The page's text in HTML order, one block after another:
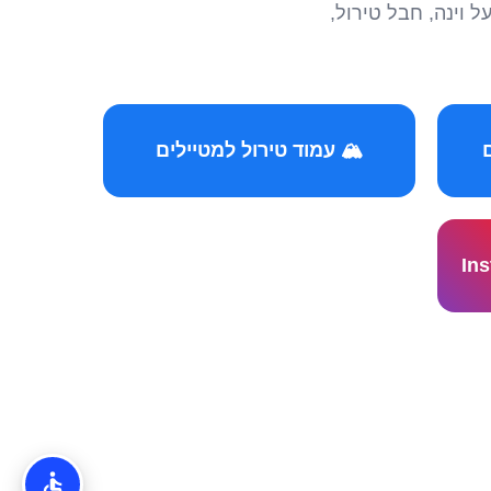
וינה, חבל טירול,
🏔️ עמוד טירול למטיילים